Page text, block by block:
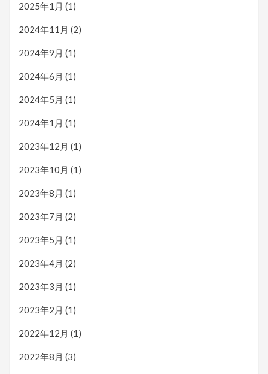
2025年1月 (1)
2024年11月 (2)
2024年9月 (1)
2024年6月 (1)
2024年5月 (1)
2024年1月 (1)
2023年12月 (1)
2023年10月 (1)
2023年8月 (1)
2023年7月 (2)
2023年5月 (1)
2023年4月 (2)
2023年3月 (1)
2023年2月 (1)
2022年12月 (1)
2022年8月 (3)